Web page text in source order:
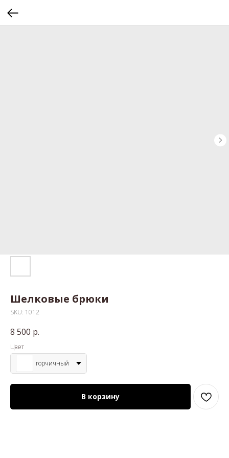
Шелковые брюки
SKU: 1012
8 500 р.
Цвет
горчичный
В корзину